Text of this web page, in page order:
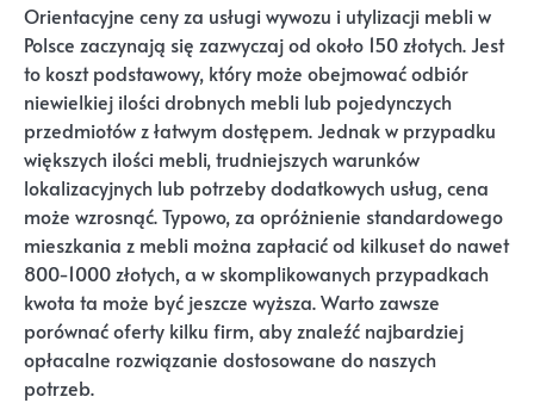
Orientacyjne ceny za usługi wywozu i utylizacji mebli w
Polsce zaczynają się zazwyczaj od około 150 złotych. Jest
to koszt podstawowy, który może obejmować odbiór
niewielkiej ilości drobnych mebli lub pojedynczych
przedmiotów z łatwym dostępem. Jednak w przypadku
większych ilości mebli, trudniejszych warunków
lokalizacyjnych lub potrzeby dodatkowych usług, cena
może wzrosnąć. Typowo, za opróżnienie standardowego
mieszkania z mebli można zapłacić od kilkuset do nawet
800-1000 złotych, a w skomplikowanych przypadkach
kwota ta może być jeszcze wyższa. Warto zawsze
porównać oferty kilku firm, aby znaleźć najbardziej
opłacalne rozwiązanie dostosowane do naszych
potrzeb.